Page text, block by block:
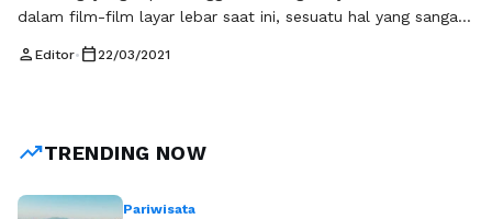
dalam film-film layar lebar saat ini, sesuatu hal yang sangat
film tersebut. Sehingga para penonton pun dibuat kagum
person Editor• calendar_today 22/03/2021
trending_upTRENDING NOW
Pariwisata